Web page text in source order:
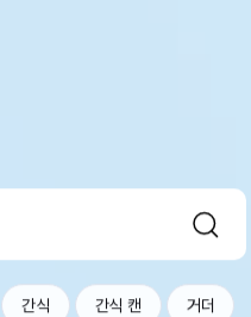
간식 간식 캔 거더